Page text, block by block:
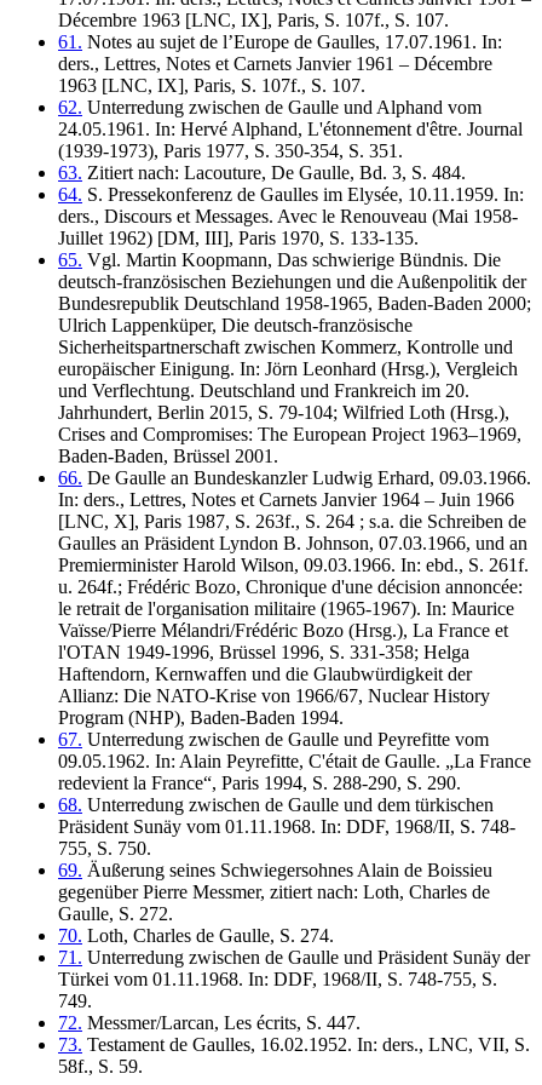
Décembre 1963 [LNC, IX], Paris, S. 107f., S. 107.
61. Notes au sujet de l’Europe de Gaulles, 17.07.1961. In:
ders., Lettres, Notes et Carnets Janvier 1961 – Décembre
1963 [LNC, IX], Paris, S. 107f., S. 107.
62. Unterredung zwischen de Gaulle und Alphand vom
24.05.1961. In: Hervé Alphand, L'étonnement d'être. Journal
(1939-1973), Paris 1977, S. 350-354, S. 351.
63. Zitiert nach: Lacouture, De Gaulle, Bd. 3, S. 484.
64. S. Pressekonferenz de Gaulles im Elysée, 10.11.1959. In:
ders., Discours et Messages. Avec le Renouveau (Mai 1958-
Juillet 1962) [DM, III], Paris 1970, S. 133-135.
65. Vgl. Martin Koopmann, Das schwierige Bündnis. Die
deutsch-französischen Beziehungen und die Außenpolitik der
Bundesrepublik Deutschland 1958-1965, Baden-Baden 2000;
Ulrich Lappenküper, Die deutsch-französische
Sicherheitspartnerschaft zwischen Kommerz, Kontrolle und
europäischer Einigung. In: Jörn Leonhard (Hrsg.), Vergleich
und Verflechtung. Deutschland und Frankreich im 20.
Jahrhundert, Berlin 2015, S. 79-104; Wilfried Loth (Hrsg.),
Crises and Compromises: The European Project 1963–1969,
Baden-Baden, Brüssel 2001.
66. De Gaulle an Bundeskanzler Ludwig Erhard, 09.03.1966.
In: ders., Lettres, Notes et Carnets Janvier 1964 – Juin 1966
[LNC, X], Paris 1987, S. 263f., S. 264 ; s.a. die Schreiben de
Gaulles an Präsident Lyndon B. Johnson, 07.03.1966, und an
Premierminister Harold Wilson, 09.03.1966. In: ebd., S. 261f.
u. 264f.; Frédéric Bozo, Chronique d'une décision annoncée:
le retrait de l'organisation militaire (1965-1967). In: Maurice
Vaïsse/Pierre Mélandri/Frédéric Bozo (Hrsg.), La France et
l'OTAN 1949-1996, Brüssel 1996, S. 331-358; Helga
Haftendorn, Kernwaffen und die Glaubwürdigkeit der
Allianz: Die NATO-Krise von 1966/67, Nuclear History
Program (NHP), Baden-Baden 1994.
67. Unterredung zwischen de Gaulle und Peyrefitte vom
09.05.1962. In: Alain Peyrefitte, C'était de Gaulle. „La France
redevient la France“, Paris 1994, S. 288-290, S. 290.
68. Unterredung zwischen de Gaulle und dem türkischen
Präsident Sunäy vom 01.11.1968. In: DDF, 1968/II, S. 748-
755, S. 750.
69. Äußerung seines Schwiegersohnes Alain de Boissieu
gegenüber Pierre Messmer, zitiert nach: Loth, Charles de
Gaulle, S. 272.
70. Loth, Charles de Gaulle, S. 274.
71. Unterredung zwischen de Gaulle und Präsident Sunäy der
Türkei vom 01.11.1968. In: DDF, 1968/II, S. 748-755, S.
749.
72. Messmer/Larcan, Les écrits, S. 447.
73. Testament de Gaulles, 16.02.1952. In: ders., LNC, VII, S.
58f., S. 59.